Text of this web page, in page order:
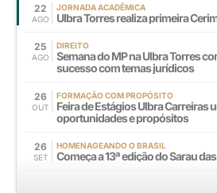
22
AGO
JORNADA ACADÊMICA
Ulbra Torres realiza primeira
25
AGO
DIREITO
Semana do MP na Ulbra Torres
sucesso com temas jurídicos
26
OUT
FORMAÇÃO COM PROPÓSITO
Feira de Estágios Ulbra Carreiras
oportunidades e propósitos
26
SET
HOMENAGEANDO O BRASIL
Começa a 13ª edição do Sarau